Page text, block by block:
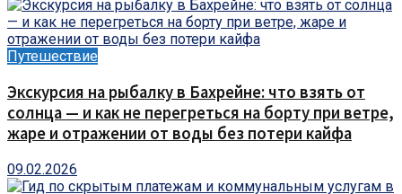
Путешествие
Экскурсия на рыбалку в Бахрейне: что взять от
солнца — и как не перегреться на борту при ветре,
жаре и отражении от воды без потери кайфа
09.02.2026